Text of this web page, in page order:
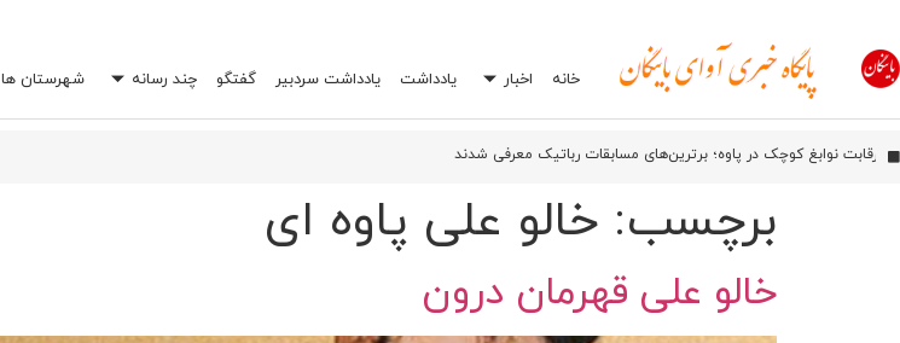
خانه اخبار یادداشت یادداشت سردبیر گفتگو چند رسانه شهرستان ها
رقابت نوابغ کوچک در پاوه؛ برترین‌های مسابقات رباتیک معرفی شدند
آیین بهره‌برداری از شبکه فیبر نوری آسیاتک در روانسر
افشاگری درباره یک اشتباه رایج در تعمیرگاه‌ها: چرا انتخاب اشتباه جعبه بکس می‌تواند خرج شما را چند برابر کند؟
اورامان؛ شش سال پس از ثبت جهانی، هنوز در انتظار توسعه
برچسب: خالو علی پاوه ای
خالو علی قهرمان درون